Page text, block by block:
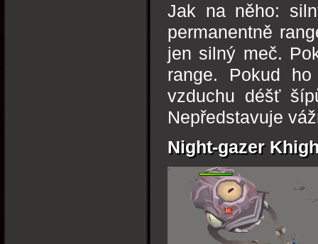
Jak na něho:
permanentně
jen silný meč.
range. Pokud
vzduchu déšť
Nepředstavuje
Night-gazer